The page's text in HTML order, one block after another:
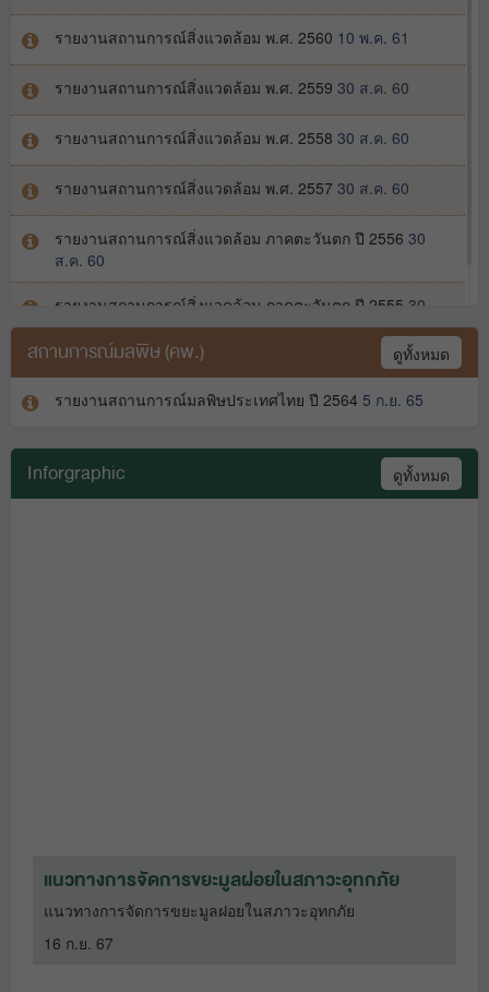
รายงานสถานการณ์สิ่งแวดล้อม พ.ศ. 2560 10 พ.ค. 61
รายงานสถานการณ์สิ่งแวดล้อม พ.ศ. 2559 30 ส.ค. 60
รายงานสถานการณ์สิ่งแวดล้อม พ.ศ. 2558 30 ส.ค. 60
รายงานสถานการณ์สิ่งแวดล้อม พ.ศ. 2557 30 ส.ค. 60
รายงานสถานการณ์สิ่งแวดล้อม ภาคตะวันตก ปี 2556 30
ส.ค. 60
รายงานสถานการณ์สิ่งแวดล้อม ภาคตะวันตก ปี 2555 30
ส.ค. 60
สถานการณ์มลพิษ (คพ.) ดูทั้งหมด
รายงานสถานการณ์มลพิษประเทศไทย ปี 2564 5 ก.ย. 65
Inforgraphic ดูทั้งหมด
แนวทางการจัดการขยะมูลฝอยในสภาวะอุทกภัย
แนวทางการจัดการขยะมูลฝอยในสภาวะอุทกภัย
16 ก.ย. 67